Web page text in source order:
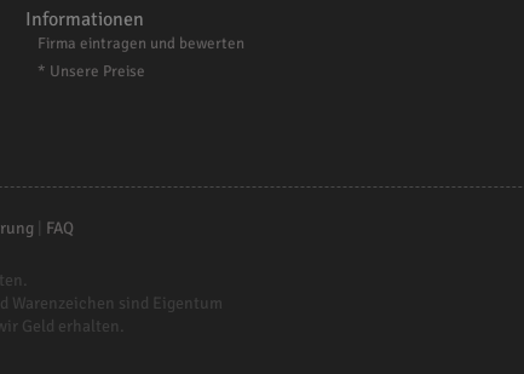
Informationen
Firma eintragen und bewerten
* Unsere Preise
| FAQ
Warenzeichen sind Eigentum
Geld erhalten.